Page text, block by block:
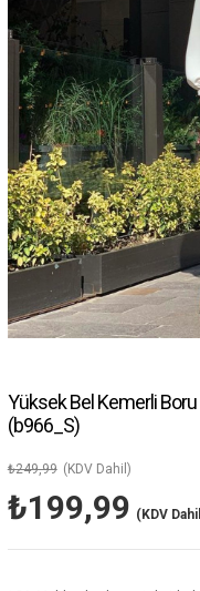
Yüksek Bel Kemerli Boru
(b966_S)
₺249,99 (KDV Dahil)
₺199,99 (KDV